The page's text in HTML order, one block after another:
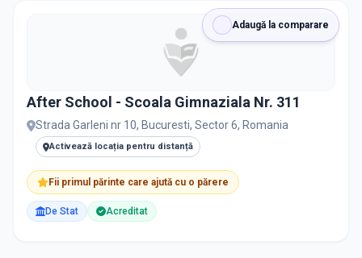
DISPONIBILITATE
Nu există informații despre locuri libere
RECRUTARE
Nu există informații despre job-uri
Adaugă la comparare
After School - Scoala Gimnaziala Nr. 311
Strada Garleni nr 10, Bucuresti, Sector 6, Romania
Activează locația pentru distanță
Fii primul părinte care ajută cu o părere
De Stat Acreditat